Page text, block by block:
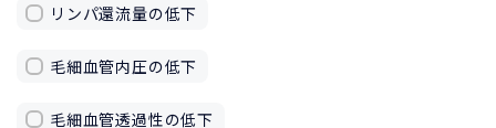
リンパ還流量の低下
毛細血管内圧の低下
毛細血管透過性の低下